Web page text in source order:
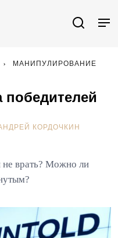
МАНИПУЛИРОВАНИЕ
победителей
КОРДОЧКИН
врать? Можно ли